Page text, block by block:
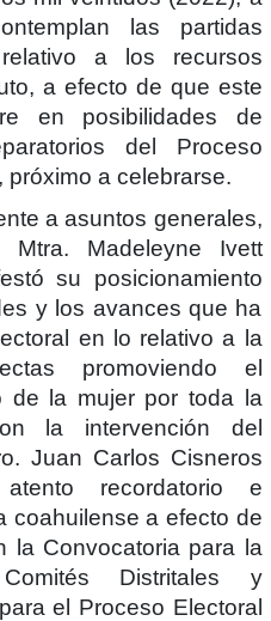
las partidas
a los recursos
a efecto de que este
en posibilidades de
del Proceso
próximo a celebrarse.
a asuntos generales,
Mtra. Madeleyne Ivett
su posicionamiento
y los avances que ha
en lo relativo a la
promoviendo el
de la mujer por toda la
la intervención del
Juan Carlos Cisneros
recordatorio e
coahuilense a efecto de
la Convocatoria para la
Distritales y
el Proceso Electoral